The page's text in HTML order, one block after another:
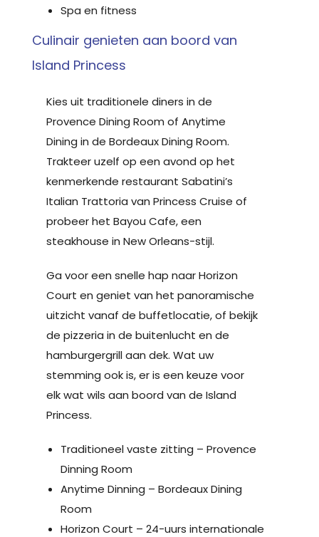
Spa en fitness
Culinair genieten aan boord van
Island Princess
Kies uit traditionele diners in de
Provence Dining Room of Anytime
Dining in de Bordeaux Dining Room.
Trakteer uzelf op een avond op het
kenmerkende restaurant Sabatini’s
Italian Trattoria van Princess Cruise of
probeer het Bayou Cafe, een
steakhouse in New Orleans-stijl.
Ga voor een snelle hap naar Horizon
Court en geniet van het panoramische
uitzicht vanaf de buffetlocatie, of bekijk
de pizzeria in de buitenlucht en de
hamburgergrill aan dek. Wat uw
stemming ook is, er is een keuze voor
elk wat wils aan boord van de Island
Princess.
Traditioneel vaste zitting – Provence
Dinning Room
Anytime Dinning – Bordeaux Dining
Room
Horizon Court – 24-uurs internationale